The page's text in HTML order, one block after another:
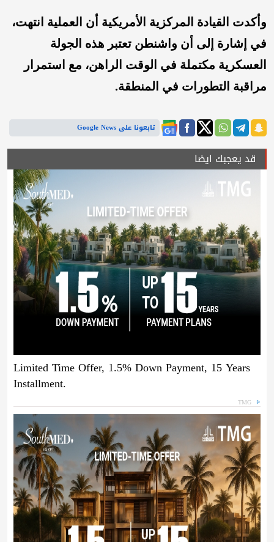
وأكدت القيادة المركزية الأمريكية أن العملية انتهت،
في إشارة إلى أن واشنطن تعتبر هذه الجولة
العسكرية مكتملة في الوقت الراهن، مع استمرار
مراقبة التطورات في المنطقة.
تابعونا على Google News
قد يعجبك ايضا
Limited Time Offer, 1.5% Down Payment, 15 Years
Installment.
TMG